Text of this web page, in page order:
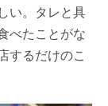
い。タレと具
べたことがな
するだけのこ